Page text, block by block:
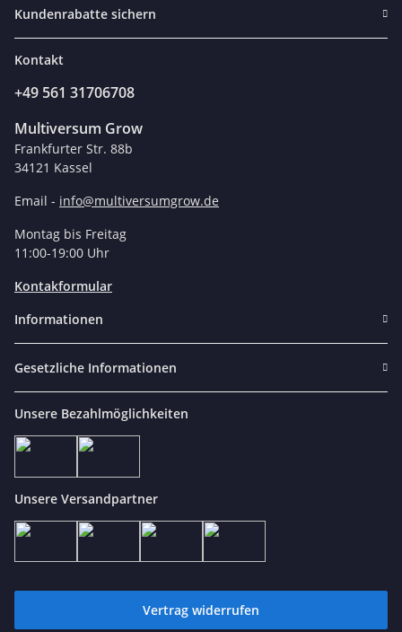
Kundenrabatte sichern
Kontakt
+49 561 31706708
Multiversum Grow
Frankfurter Str. 88b
34121 Kassel
Email - info@multiversumgrow.de
Montag bis Freitag
11:00-19:00 Uhr
Kontakformular
Informationen
Gesetzliche Informationen
Unsere Bezahlmöglichkeiten
Unsere Versandpartner
Vertrag widerrufen